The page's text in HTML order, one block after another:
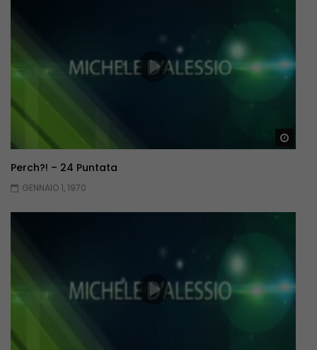
Perch?! – 24 Puntata
GENNAIO 1, 1970